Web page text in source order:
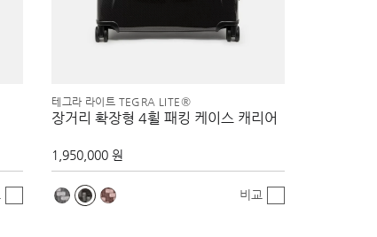
테그라 라이트 TEGRA LITE®
장거리 확장형 4휠 패킹 케이스 캐리어
1,950,000 원
비교